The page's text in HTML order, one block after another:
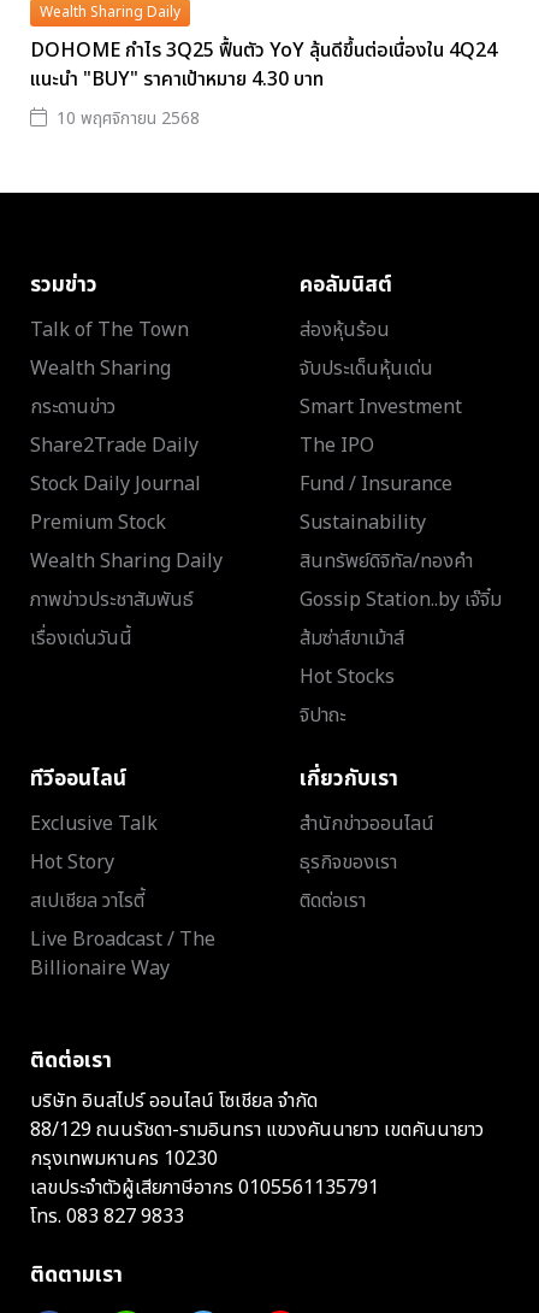
Wealth Sharing Daily
DOHOME กำไร 3Q25 ฟื้นตัว YoY ลุ้นดีขึ้นต่อเนื่องใน 4Q24
แนะนำ "BUY" ราคาเป้าหมาย 4.30 บาท
10 พฤศจิกายน 2568
รวมข่าว
Talk of The Town
Wealth Sharing
กระดานข่าว
Share2Trade Daily
Stock Daily Journal
Premium Stock
Wealth Sharing Daily
ภาพข่าวประชาสัมพันธ์
เรื่องเด่นวันนี้
คอลัมนิสต์
ส่องหุ้นร้อน
จับประเด็นหุ้นเด่น
Smart Investment
The IPO
Fund / Insurance
Sustainability
สินทรัพย์ดิจิทัล/ทองคำ
Gossip Station..by เจ๊จิ๋ม
ส้มซ่าส์ขาเม้าส์
Hot Stocks
จิปาถะ
ทีวีออนไลน์
Exclusive Talk
Hot Story
สเปเชียล วาไรตี้
Live Broadcast / The
Billionaire Way
เกี่ยวกับเรา
สำนักข่าวออนไลน์
ธุรกิจของเรา
ติดต่อเรา
ติดต่อเรา
บริษัท อินสไปร์ ออนไลน์ โซเชียล จำกัด
88/129 ถนนรัชดา-รามอินทรา แขวงคันนายาว เขตคันนายาว
กรุงเทพมหานคร 10230
เลขประจำตัวผู้เสียภาษีอากร 0105561135791
โทร. 083 827 9833
ติดตามเรา